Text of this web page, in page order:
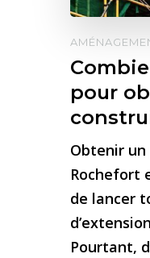
pour
Obtenir
Rochefort
de lancer
Pourtant,